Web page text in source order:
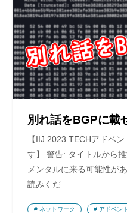
別れ話をBGPに載
【IIJ 2023 TECHアドベ
す】 警告: タイトルから
メンタルに来る可能性が
読みくだ…
ネットワーク アドベン